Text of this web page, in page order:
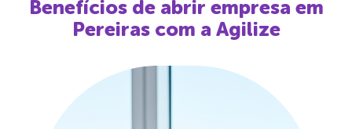
Benefícios de abrir empresa em
Pereirascom a Agilize